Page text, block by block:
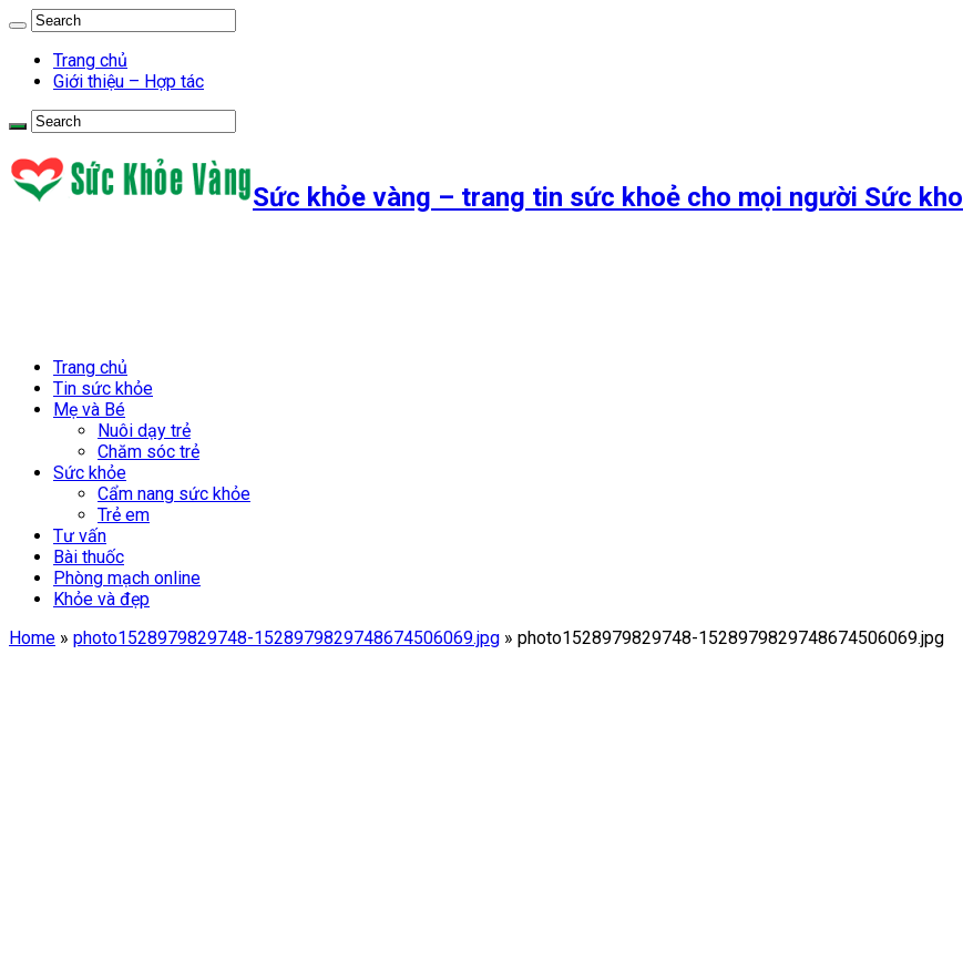
Trang chủ
Giới thiệu – Hợp tác
Sức khỏe vàng – trang tin sức khoẻ cho mọi người Sức
Trang chủ
Tin sức khỏe
Mẹ và Bé
Nuôi dạy trẻ
Chăm sóc trẻ
Sức khỏe
Cẩm nang sức khỏe
Trẻ em
Tư vấn
Bài thuốc
Phòng mạch online
Khỏe và đẹp
Home » photo1528979829748-1528979829748674506069.jpg » photo1528979829748-1528979829748674506069.jpg